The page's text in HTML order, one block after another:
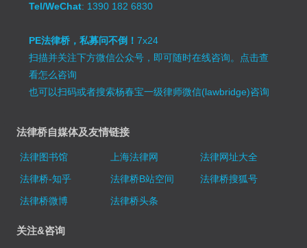
Tel/WeChat: 1390 182 6830
PE法律桥，私募问不倒！7x24
扫描并关注下方微信公众号，即可随时在线咨询。 点击查
看怎么咨询
也可以扫码或者搜索杨春宝一级律师微信(lawbridge)咨询
法律桥自媒体及友情链接
法律图书馆 上海法律网
法律网址大全
法律桥-知乎
法律桥B站空间
法律桥搜狐号
法律桥微博
法律桥头条
关注&咨询